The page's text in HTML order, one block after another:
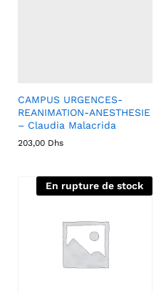
CAMPUS URGENCES-
REANIMATION-ANESTHESIE
– Claudia Malacrida
203,00 Dhs
En rupture de stock